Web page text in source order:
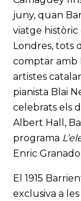
juny, quan
viatge històric
Londres, tots
comptar amb
artistes
pianista Blai
celebrats els
Albert Hall,
programa
Enric
El 1915
exclusiva a